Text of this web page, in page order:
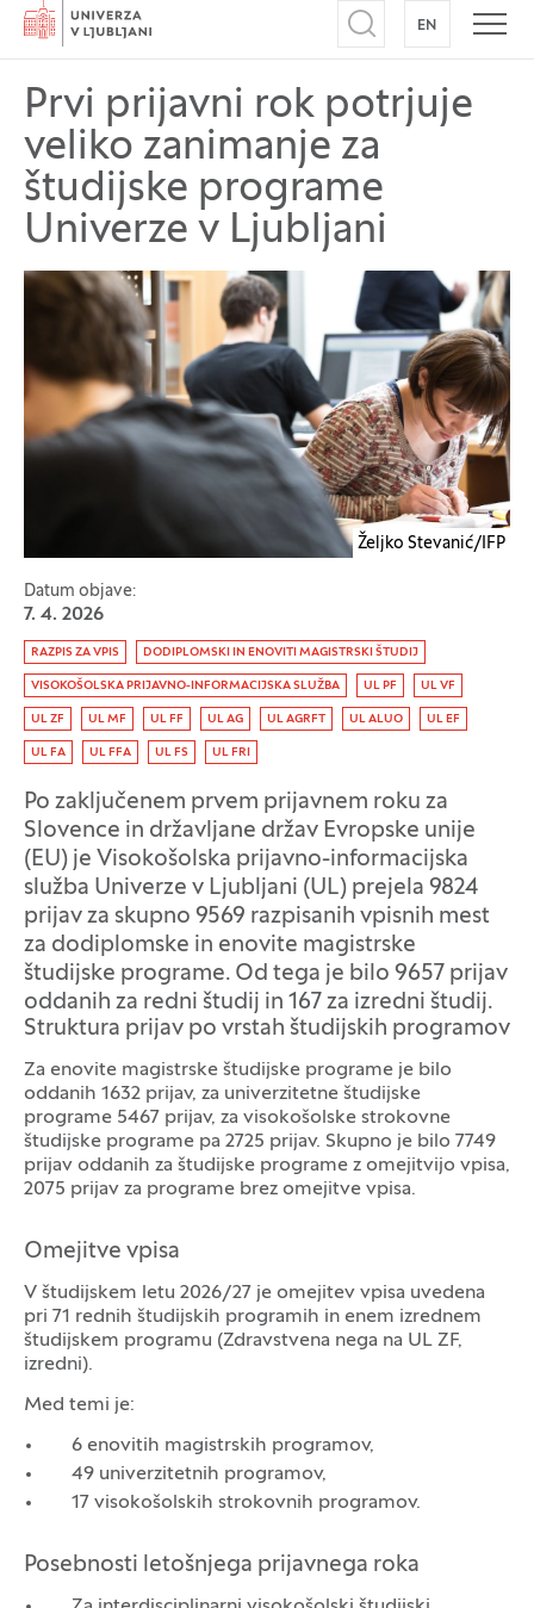
Domov
Odpri iskalnik
EN NA
Prvi prijavni rok potrjuje
veliko zanimanje za
študijske programe
Univerze v Ljubljani
Željko Stevanić/IFP
Datum objave:
7. 4. 2026
Oznaka:
RAZPIS ZA VPIS DODIPLOMSKI IN ENOVITI MAGISTRSKI ŠTUDIJ
VISOKOŠOLSKA PRIJAVNO-INFORMACIJSKA SLUŽBA UL PF UL VF
UL ZF UL MF UL FF UL AG UL AGRFT UL ALUO UL EF
UL FA UL FFA UL FS UL FRI
Po zaključenem prvem prijavnem roku za
Slovence in državljane držav Evropske unije
(EU) je Visokošolska prijavno-informacijska
služba Univerze v Ljubljani (UL) prejela 9824
prijav za skupno 9569 razpisanih vpisnih mest
za dodiplomske in enovite magistrske
študijske programe. Od tega je bilo 9657 prijav
oddanih za redni študij in 167 za izredni študij.
Struktura prijav po vrstah študijskih programov
Za enovite magistrske študijske programe je bilo
oddanih 1632 prijav, za univerzitetne študijske
programe 5467 prijav, za visokošolske strokovne
študijske programe pa 2725 prijav. Skupno je bilo 7749
prijav oddanih za študijske programe z omejitvijo vpisa,
2075 prijav za programe brez omejitve vpisa.
Omejitve vpisa
V študijskem letu 2026/27 je omejitev vpisa uvedena
pri 71 rednih študijskih programih in enem izrednem
študijskem programu (Zdravstvena nega na UL ZF,
izredni).
Med temi je:
6 enovitih magistrskih programov,
49 univerzitetnih programov,
17 visokošolskih strokovnih programov.
Posebnosti letošnjega prijavnega roka